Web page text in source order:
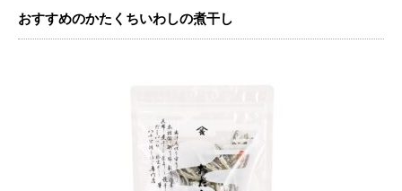
おすすめのかたくちいわしの煮干し